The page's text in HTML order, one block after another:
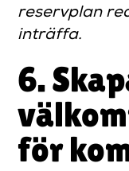
reservplan
inträffa.
6.
för